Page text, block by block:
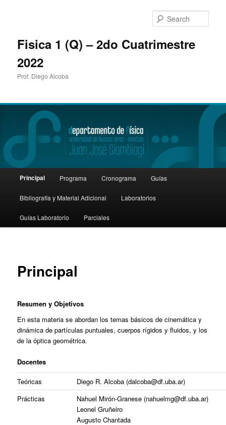
Fisica 1 (Q) – 2do Cuatrimestre
2022
Prof. Diego Alcoba
Skip
to
primary
Principal Programa Cronograma Guías
Bibliografía y Material Adicional Laboratorios
Guías Laboratorio Parciales
Principal
Resumeny Objetivos
En esta materia se abordan los temas básicos de cinemática y
dinámica de partículas puntuales, cuerpos rígidos y fluidos, y los
de la óptica geométrica.
Docentes
Teóricas Diego R. Alcoba (dalcoba@df.uba.ar)
Prácticas
Nahuel Mirón-Granese (nahuelmg@df.uba.ar)
Leonel Gruñeiro
Augusto Chantada